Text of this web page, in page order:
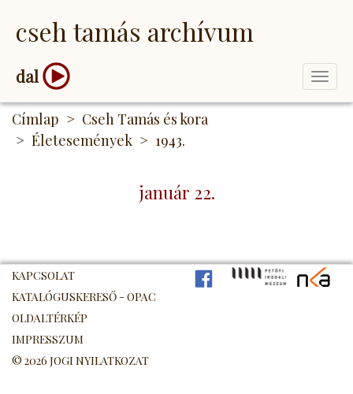
cseh tamás archívum
dal
Címlap
Cseh Tamás és kora
Életesemények
1943.
január 22.
FB PIM
KAPCSOLAT
KATALÓGUSKERESŐ - OPAC
OLDALTÉRKÉP
IMPRESSZUM
© 2026 JOGI NYILATKOZAT